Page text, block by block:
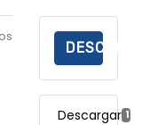
DESCARGAR
Descargar 186